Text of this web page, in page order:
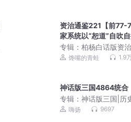
资治通鉴221【前77-
家系统以“恕道”自吹
专辑：柏杨白话版资
集）|曾国藩、康熙的
馋嘴的青蛙 1.9
神话版三国4864统合
专辑：神话版三国|历
作|4000万人追读|嗨
嗨扬 9697